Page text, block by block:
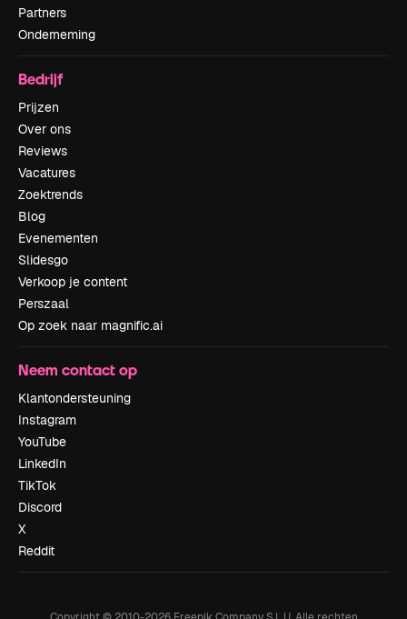
Partners
Onderneming
Bedrijf
Prijzen
Over ons
Reviews
Vacatures
Zoektrends
Blog
Evenementen
Slidesgo
Verkoop je content
Perszaal
Op zoek naar magnific.ai
Neem contact op
Klantondersteuning
Instagram
YouTube
LinkedIn
TikTok
Discord
X
Reddit